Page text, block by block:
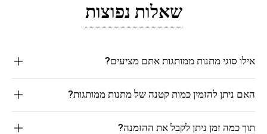
שאלות נפוצות
אילו סוגי מתנות ממותגות אתם מציעים?
האם ניתן להזמין כמות קטנה של מתנות ממותגות?
תוך כמה זמן ניתן לקבל את ההזמנה?